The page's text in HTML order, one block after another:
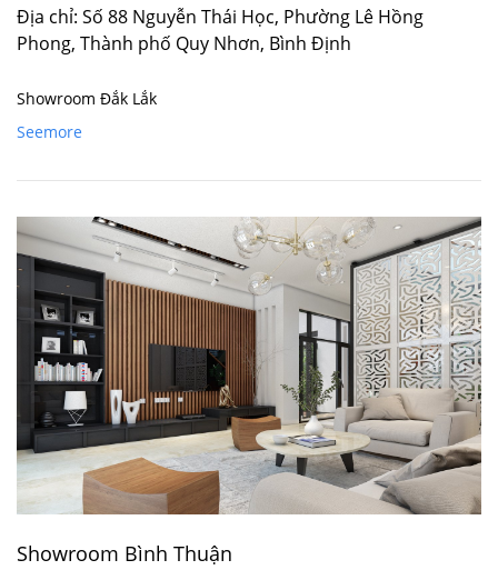
Địa chỉ: Số 88 Nguyễn Thái Học, Phường Lê Hồng
Phong, Thành phố Quy Nhơn, Bình Định
Showroom Đắk Lắk
Seemore
Showroom Bình Thuận